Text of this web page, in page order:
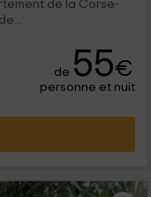
de la Corse-
de 55€
personne et nuit